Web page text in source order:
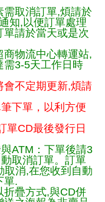
需取消訂單,煩請於
知,以便訂單處理
請於當天或是次
商物流中心轉運站,
需3-5天工作日時
會不定期更新,煩請
下單，以利方便
單CD最後發行日
ATM：下單後請3
取消訂單。訂單
取消,在您收到自動
單.
折疊方式,與CD併